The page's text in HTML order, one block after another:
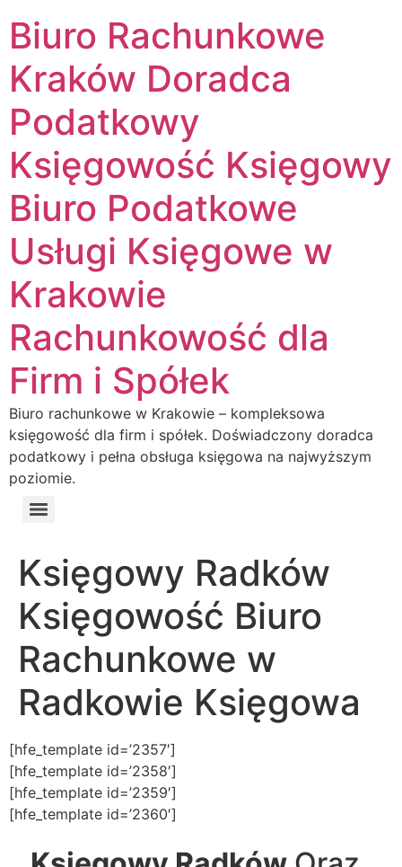
Biuro Rachunkowe
Kraków Doradca
Podatkowy
Księgowość Księgowy
Biuro Podatkowe
Usługi Księgowe w
Krakowie
Rachunkowość dla
Firm i Spółek
Biuro rachunkowe w Krakowie – kompleksowa
księgowość dla firm i spółek. Doświadczony doradca
podatkowy i pełna obsługa księgowa na najwyższym
poziomie.
Księgowy Radków
Księgowość Biuro
Rachunkowe w
Radkowie Księgowa
[hfe_template id=’2357′]
[hfe_template id=’2358′]
[hfe_template id=’2359′]
[hfe_template id=’2360′]